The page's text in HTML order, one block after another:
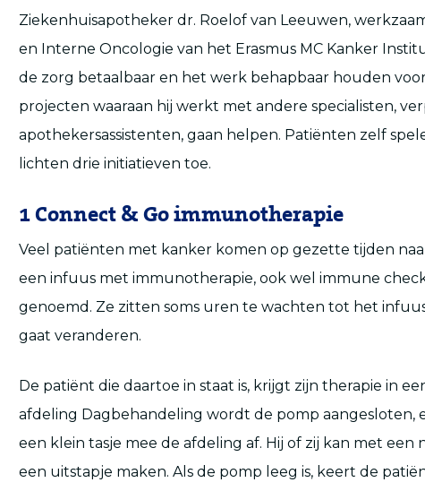
Ziekenhuisapotheker dr. Roelof van Leeuwen,
en Interne Oncologie van het Erasmus MC Kanker
de zorg betaalbaar en het werk behapbaar houden
projecten waaraan hij werkt met andere specialisten,
apothekersassistenten, gaan helpen. Patiënten zelf
lichten drie initiatieven toe.
1Connect & Go immunotherapie
Veel patiënten met kanker komen op gezette tijden
een infuus met immunotherapie, ook wel immune
genoemd. Ze zitten soms uren te wachten tot het
gaat veranderen.
De patiënt die daartoe in staat is, krijgt zijn therapie in
afdeling Dagbehandeling wordt de pomp aangesloten,
een klein tasje mee de afdeling af. Hij of zij kan met een
een uitstapje maken. Als de pomp leeg is, keert de